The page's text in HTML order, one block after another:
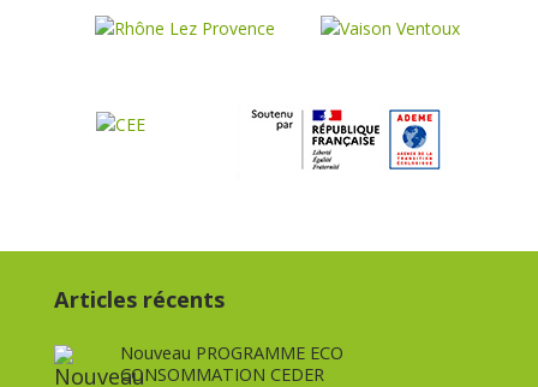
Articles récents
Nouveau PROGRAMME ECO
CONSOMMATION CEDER